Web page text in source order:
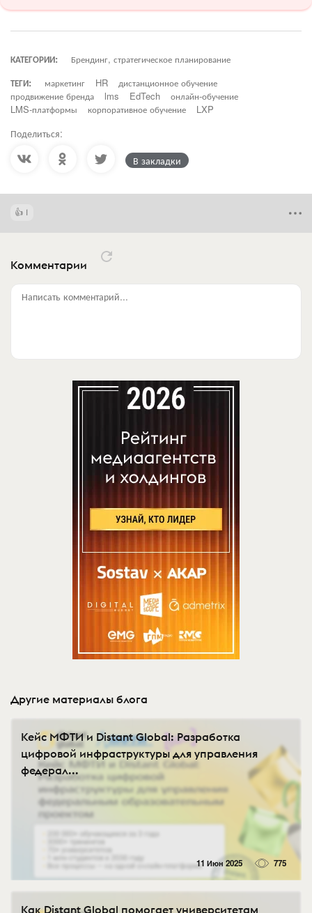
КАТЕГОРИИ:
Брендинг, стратегическое планирование
ТЕГИ:
маркетинг HR
дистанционное обучение
продвижение бренда
lms EdTech
онлайн-обучение
LMS-платформы
корпоративное обучение LXP
Поделиться:
В закладки
1
Комментарии
Написать комментарий...
Другие материалы блога
Кейс МФТИ и Distant Global: Разработка
цифровой инфраструктуры для управления
федерал...
11 Июн 2025 775
Как Distant Global помогает университетам